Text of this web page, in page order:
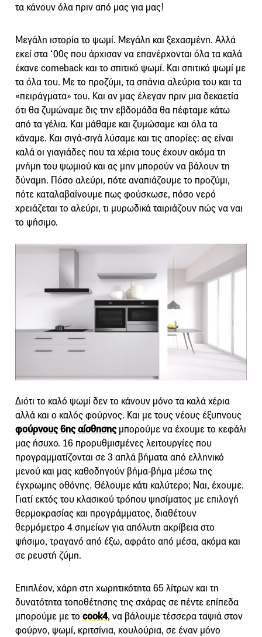
τα κάνουν όλα πριν από μας για μας!
Μεγάλη ιστορία το ψωμί. Μεγάλη και ξεχασμένη. Αλλά
εκεί στα ‘00ς που άρχισαν να επανέρχονται όλα τα καλά
έκανε comeback και το σπιτικό ψωμί. Και σπιτικό ψωμί με
τα όλα του. Mε το προζύμι, τα σπάνια αλεύρια του και τα
«πειράγματα» του. Και αν μας έλεγαν πριν μια δεκαετία
ότι θα ζυμώναμε δις την εβδομάδα θα πέφταμε κάτω
από τα γέλια. Και μάθαμε και ζυμώσαμε και όλα τα
κάναμε. Και σιγά-σιγά λύσαμε και τις απορίες: ας είναι
καλά οι γιαγιάδες που τα χέρια τους έχουν ακόμα τη
μνήμη του ψωμιού και ας μην μπορούν να βάλουν τη
δύναμη. Πόσο αλεύρι, πότε αναπιάζουμε το προζύμι,
πότε καταλαβαίνουμε πως φούσκωσε, πόσο νερό
χρειάζεται το αλεύρι, τι μυρωδικά ταιριάζουν πώς να ναι
το ψήσιμο.
Διότι το καλό ψωμί δεν το κάνουν μόνο τα καλά χέρια
αλλά και ο καλός φούρνος. Και με τους νέους έξυπνους
φούρνους 6ης αίσθησηςμπορούμε να έχουμε το κεφάλι
μας ήσυχο. 16 προρυθμισμένες λειτουργίες που
προγραμματίζονται σε 3 απλά βήματα από ελληνικό
μενού και μας καθοδηγούν βήμα-βήμα μέσω της
έγχρωμης οθόνης. Θέλουμε κάτι καλύτερο; Ναι, έχουμε.
Γιατί εκτός του κλασικού τρόπου ψησίματος με επιλογή
θερμοκρασίας και προγράμματος, διαθέτουν
θερμόμετρο 4 σημείων για απόλυτη ακρίβεια στο
ψήσιμο, τραγανό από έξω, αφράτο από μέσα, ακόμα και
σε ρευστή ζύμη.
Επιπλέον, χάρη στη χωρητικότητα 65 λίτρων και τη
δυνατότητα τοποθέτησης της σχάρας σε πέντε επίπεδα
μπορούμε με το cook4, να βάλουμε τέσσερα ταψιά στον
φούρνο, ψωμί, κριτσίνια, κουλούρια, σε έναν μόνο